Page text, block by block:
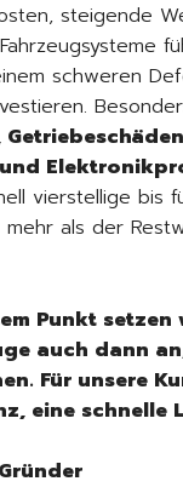
steigende
schweren
vierstellige bis
als der
Punkt setzen
auch dann
Für unsere
eine schnelle